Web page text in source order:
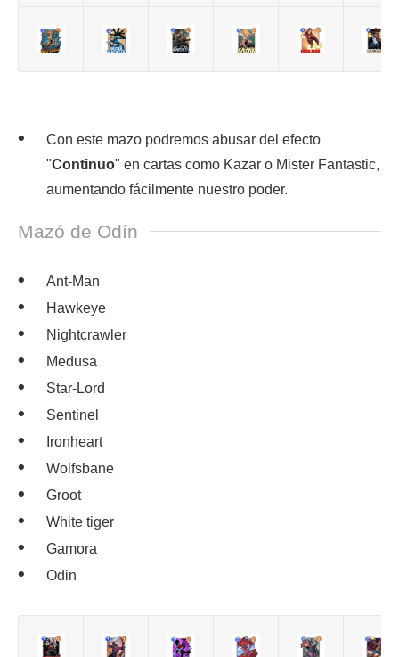
Con este mazo podremos abusar del efecto
"Continuo" en cartas como Kazar o Mister Fantastic,
aumentando fácilmente nuestro poder.
Mazó de Odín
Ant-Man
Hawkeye
Nightcrawler
Medusa
Star-Lord
Sentinel
Ironheart
Wolfsbane
Groot
White tiger
Gamora
Odin